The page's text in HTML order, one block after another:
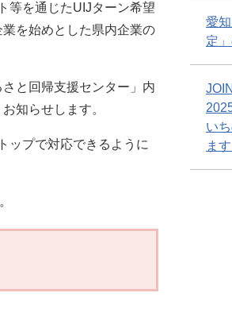
等を通じたUIJターン希望
を始めとした県内企業の
と回帰支援センター」内
知らせします。
ップで対応できるように
愛
定
い
ます